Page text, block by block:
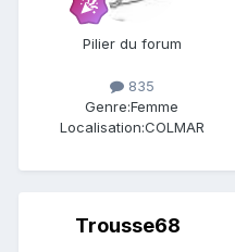
Pilier du forum
835
Genre:Femme
Localisation:COLMAR
Trousse68